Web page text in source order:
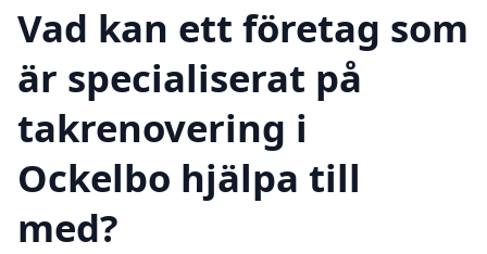
Vad kan ett företag som
är specialiserat på
takrenovering i
Ockelbo hjälpa till
med?